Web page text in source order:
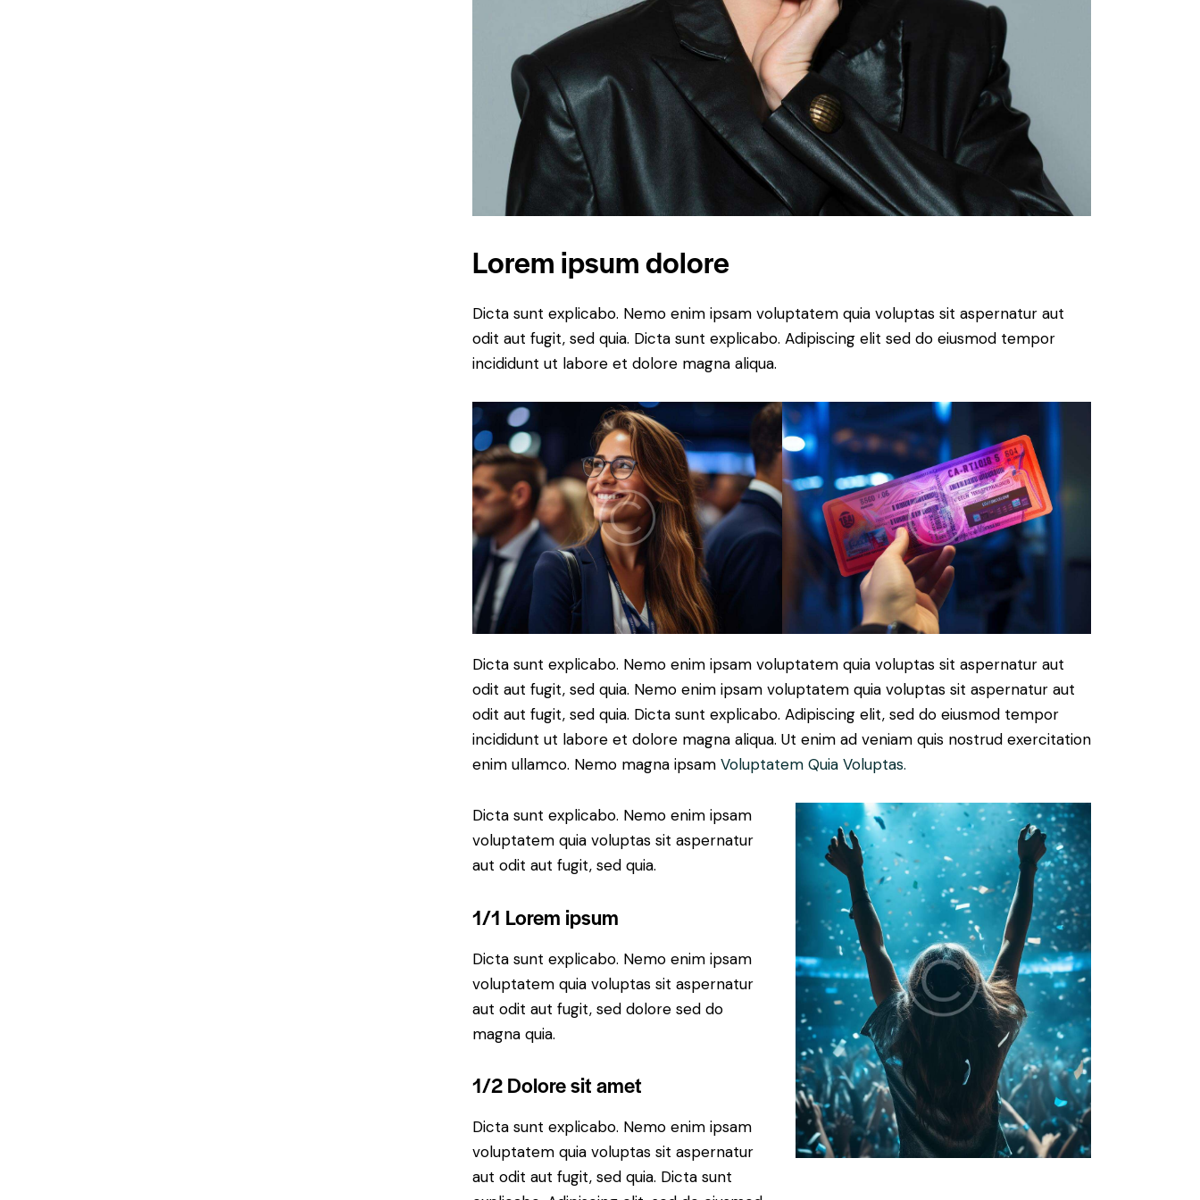
Lorem ipsum dolore
Dicta sunt explicabo. Nemo enim ipsam voluptatem quia voluptas sit aspernatur aut
odit aut fugit, sed quia. Dicta sunt explicabo. Adipiscing elit sed do eiusmod tempor
incididunt ut labore et dolore magna aliqua.
Dicta sunt explicabo. Nemo enim ipsam voluptatem quia voluptas sit aspernatur aut
odit aut fugit, sed quia. Nemo enim ipsam voluptatem quia voluptas sit aspernatur aut
odit aut fugit, sed quia. Dicta sunt explicabo. Adipiscing elit, sed do eiusmod tempor
incididunt ut labore et dolore magna aliqua. Ut enim ad veniam quis nostrud exercitation
enim ullamco. Nemo magna ipsam Voluptatem Quia Voluptas.
Dicta sunt explicabo. Nemo enim ipsam
voluptatem quia voluptas sit aspernatur
aut odit aut fugit, sed quia.
1/1 Lorem ipsum
Dicta sunt explicabo. Nemo enim ipsam
voluptatem quia voluptas sit aspernatur
aut odit aut fugit, sed dolore sed do
magna quia.
1/2 Dolore sit amet
Dicta sunt explicabo. Nemo enim ipsam
voluptatem quia voluptas sit aspernatur
aut odit aut fugit, sed quia. Dicta sunt